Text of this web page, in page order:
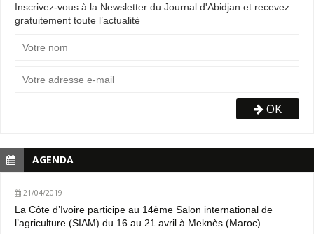
Inscrivez-vous à la Newsletter du Journal d'Abidjan et recevez
gratuitement toute l’actualité
OK
AGENDA
21/04/2019
La Côte d’Ivoire participe au 14ème Salon international de
l’agriculture (SIAM) du 16 au 21 avril à Meknès (Maroc).